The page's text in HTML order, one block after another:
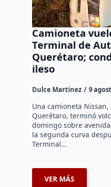
Camioneta
Terminal de
Querétaro;
ileso
Dulce Martinez 9
Una camioneta
Querétaro, terminó
domingo sobre
la segunda curva
Terminal…
VER MÁS